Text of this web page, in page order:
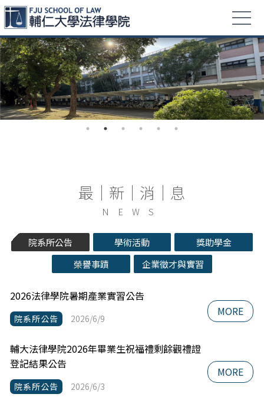
最｜新｜消｜息
NEWS
院系所公告 學術活動
獎助學金
榮譽事蹟
企業徵才與實習
2026法律學院暑期產業實習公告
院系所公告 2026/6/9
MORE
輔大法律學院2026年畢業生祝福禮剩餘觀禮證
登記結果公告
院系所公告 2026/6/3
MORE